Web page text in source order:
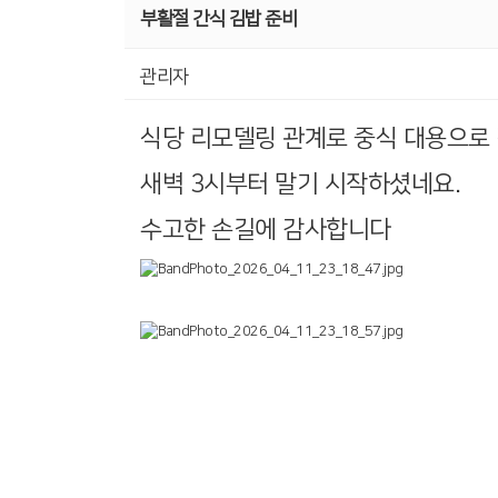
부활절 간식 김밥 준비
관리자
식당 리모델링 관계로 중식 대용으
새벽 3시부터 말기 시작하셨네요.
수고한 손길에 감사합니다